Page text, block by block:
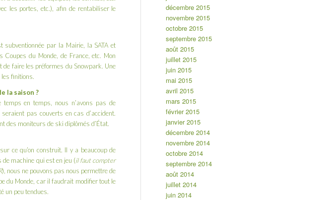
les portes, etc.), afin de rentabiliser le
subventionnée par la Mairie, la SATA et
Coupes du Monde, de France, etc. Mon
de faire les préformes du Snowpark. Une
finitions.
la saison ?
en temps, nous n’avons pas de
pas couverts en cas d’accident.
des moniteurs de ski diplômés d’État.
ce qu’on construit. Il y a beaucoup de
de machine qui est en jeu (il faut compter
), nous ne pouvons pas nous permettre de
du Monde, car il faudrait modifier tout le
un peu tendues.
décembre 2015
novembre 2015
octobre 2015
septembre 2015
août 2015
juillet 2015
juin 2015
mai 2015
avril 2015
mars 2015
février 2015
janvier 2015
décembre 2014
novembre 2014
octobre 2014
septembre 2014
août 2014
juillet 2014
juin 2014